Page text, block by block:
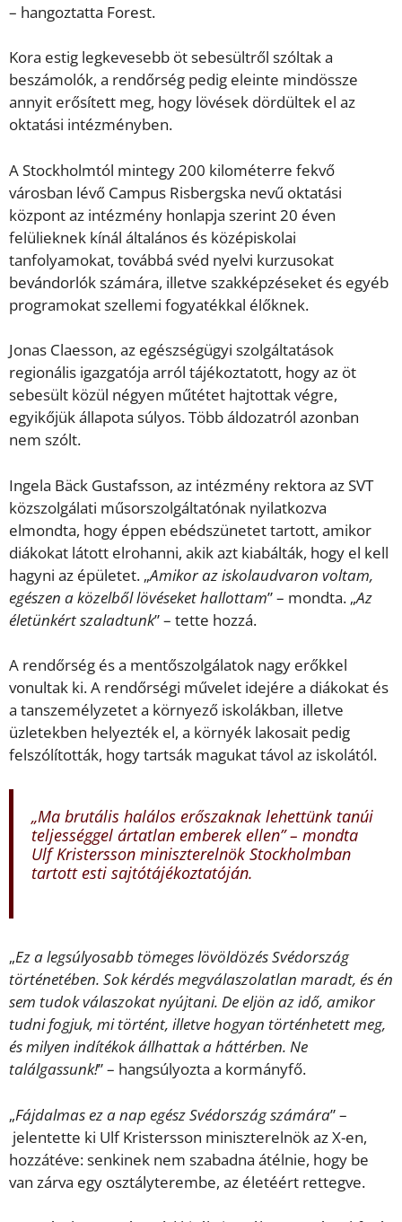
– hangoztatta Forest.
Kora estig legkevesebb öt sebesültről szóltak a
beszámolók, a rendőrség pedig eleinte mindössze
annyit erősített meg, hogy lövések dördültek el az
oktatási intézményben.
A Stockholmtól mintegy 200 kilométerre fekvő
városban lévő Campus Risbergska nevű oktatási
központ az intézmény honlapja szerint 20 éven
felülieknek kínál általános és középiskolai
tanfolyamokat, továbbá svéd nyelvi kurzusokat
bevándorlók számára, illetve szakképzéseket és egyéb
programokat szellemi fogyatékkal élőknek.
Jonas Claesson, az egészségügyi szolgáltatások
regionális igazgatója arról tájékoztatott, hogy az öt
sebesült közül négyen műtétet hajtottak végre,
egyikőjük állapota súlyos. Több áldozatról azonban
nem szólt.
Ingela Bäck Gustafsson, az intézmény rektora az SVT
közszolgálati műsorszolgáltatónak nyilatkozva
elmondta, hogy éppen ebédszünetet tartott, amikor
diákokat látott elrohanni, akik azt kiabálták, hogy el kell
hagyni az épületet. „Amikor az iskolaudvaron voltam,
egészen a közelből lövéseket hallottam” – mondta. „Az
életünkért szaladtunk” – tette hozzá.
A rendőrség és a mentőszolgálatok nagy erőkkel
vonultak ki. A rendőrségi művelet idejére a diákokat és
a tanszemélyzetet a környező iskolákban, illetve
üzletekben helyezték el, a környék lakosait pedig
felszólították, hogy tartsák magukat távol az iskolától.
„Ma brutális halálos erőszaknak lehettünk tanúi
teljességgel ártatlan emberek ellen” – mondta
Ulf Kristersson miniszterelnök Stockholmban
tartott esti sajtótájékoztatóján.
„Ez a legsúlyosabb tömeges lövöldözés Svédország
történetében. Sok kérdés megválaszolatlan maradt, és én
sem tudok válaszokat nyújtani. De eljön az idő, amikor
tudni fogjuk, mi történt, illetve hogyan történhetett meg,
és milyen indítékok állhattak a háttérben. Ne
találgassunk!” – hangsúlyozta a kormányfő.
„Fájdalmas ez a nap egész Svédország számára” –
jelentette ki Ulf Kristersson miniszterelnök az X-en,
hozzátéve: senkinek nem szabadna átélnie, hogy be
van zárva egy osztályterembe, az életéért rettegve.